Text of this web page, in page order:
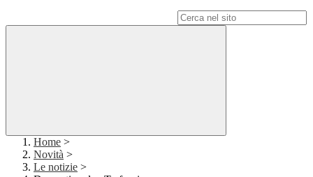
Home >
Novità >
Le notizie >